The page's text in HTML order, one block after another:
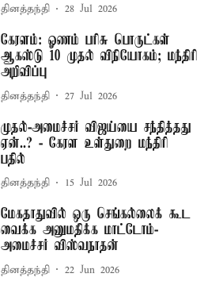
தினத்தந்தி 28 Jul 2026
கேரளம்: ஓணம் பரிசு பொருட்கள்
ஆகஸ்டு 10 முதல் விநியோகம்; மந்திரி
அறிவிப்பு
தினத்தந்தி 27 Jul 2026
முதல்-அமைச்சர் விஜய்யை சந்தித்தது
ஏன்..? - கேரள உள்துறை மந்திரி
பதில்
தினத்தந்தி 15 Jul 2026
மேகதாதுவில் ஒரு செங்கல்லைக் கூட
வைக்க அனுமதிக்க மாட்டோம்-
அமைச்சர் விஸ்வநாதன்
தினத்தந்தி 22 Jun 2026